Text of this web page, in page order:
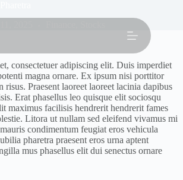
2025
consectetuer adipiscing elit. Duis imperdiet
magna ornare. Ex ipsum nisi porttitor
risus. Praesent laoreet laoreet lacinia dapibus
Erat phasellus leo quisque elit sociosqu
maximus facilisis hendrerit hendrerit fames
Litora ut nullam sed eleifend vivamus mi
condimentum feugiat eros vehicula
pharetra praesent eros urna aptent
mus phasellus elit dui senectus ornare